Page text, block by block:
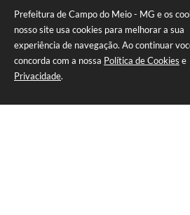
Prefeitura de Campo do Meio - MG e os
nosso site usa cookies para melhorar a sua
experiência de navegação. Ao continuar
concorda com a nossa Política de Cookies e
Privacidade.